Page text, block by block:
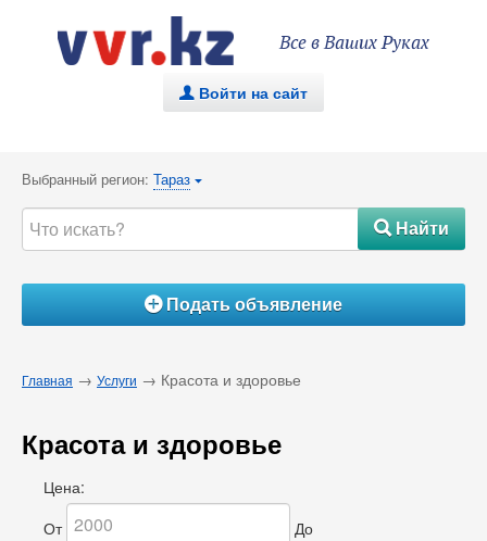
Все в Ваших Руках
. Войти на сайт
Выбранный регион: Тараз {
#Найти
ÁПодать объявление
Главная → Услуги → Красота и здоровье
Красота и здоровье
Цена:
От
До